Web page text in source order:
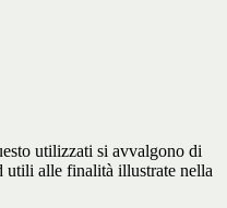
utilizzati si avvalgono di
utili alle finalità illustrate nella